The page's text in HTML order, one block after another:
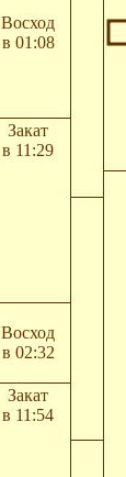
Восход
в 01:08
Закат
в 11:29
Восход
в 02:32
Закат
в 11:54